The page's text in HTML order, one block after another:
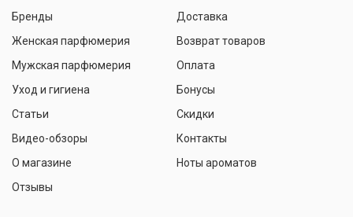
Бренды
Женская парфюмерия
Мужская парфюмерия
Уход и гигиена
Статьи
Видео-обзоры
О магазине
Отзывы
Доставка
Возврат товаров
Оплата
Бонусы
Скидки
Контакты
Ноты ароматов